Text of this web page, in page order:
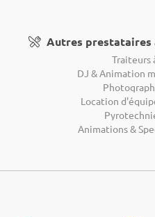
Autres prestataires
Traiteurs
DJ & Animation
Location
Animations &